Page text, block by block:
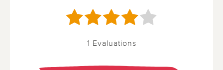
1 Evaluations